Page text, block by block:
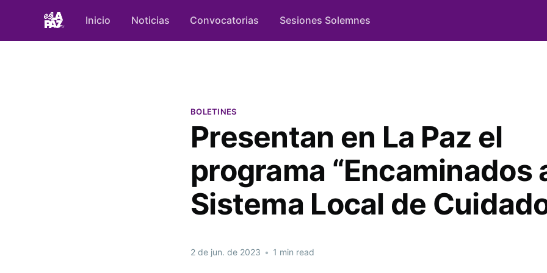
Inicio Noticias Convocatorias Sesiones Solemnes
BOLETINES
Presentan en La Paz el
programa “Encaminados
Sistema Local de
2 de jun. de 2023 • 1 min read